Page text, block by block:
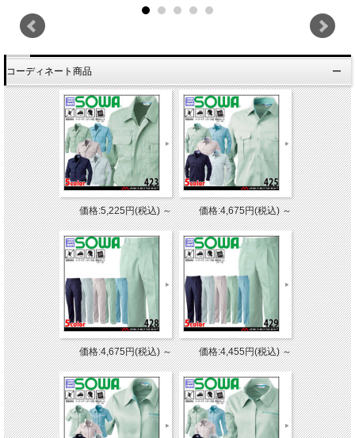
コーディネート商品
価格:5,225円(税込)～ 価格:4,675円(税込)～
価格:4,675円(税込)～ 価格:4,455円(税込)～